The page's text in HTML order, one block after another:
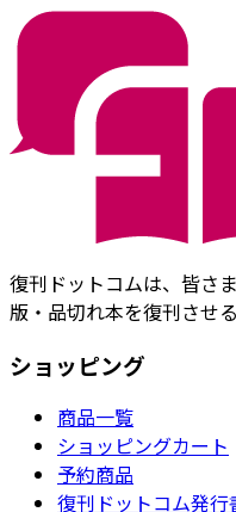
復刊ドットコムは、皆さ
版・品切れ本を復刊させ
ショッピング
商品一覧
ショッピングカート
予約商品
復刊ドットコム発行